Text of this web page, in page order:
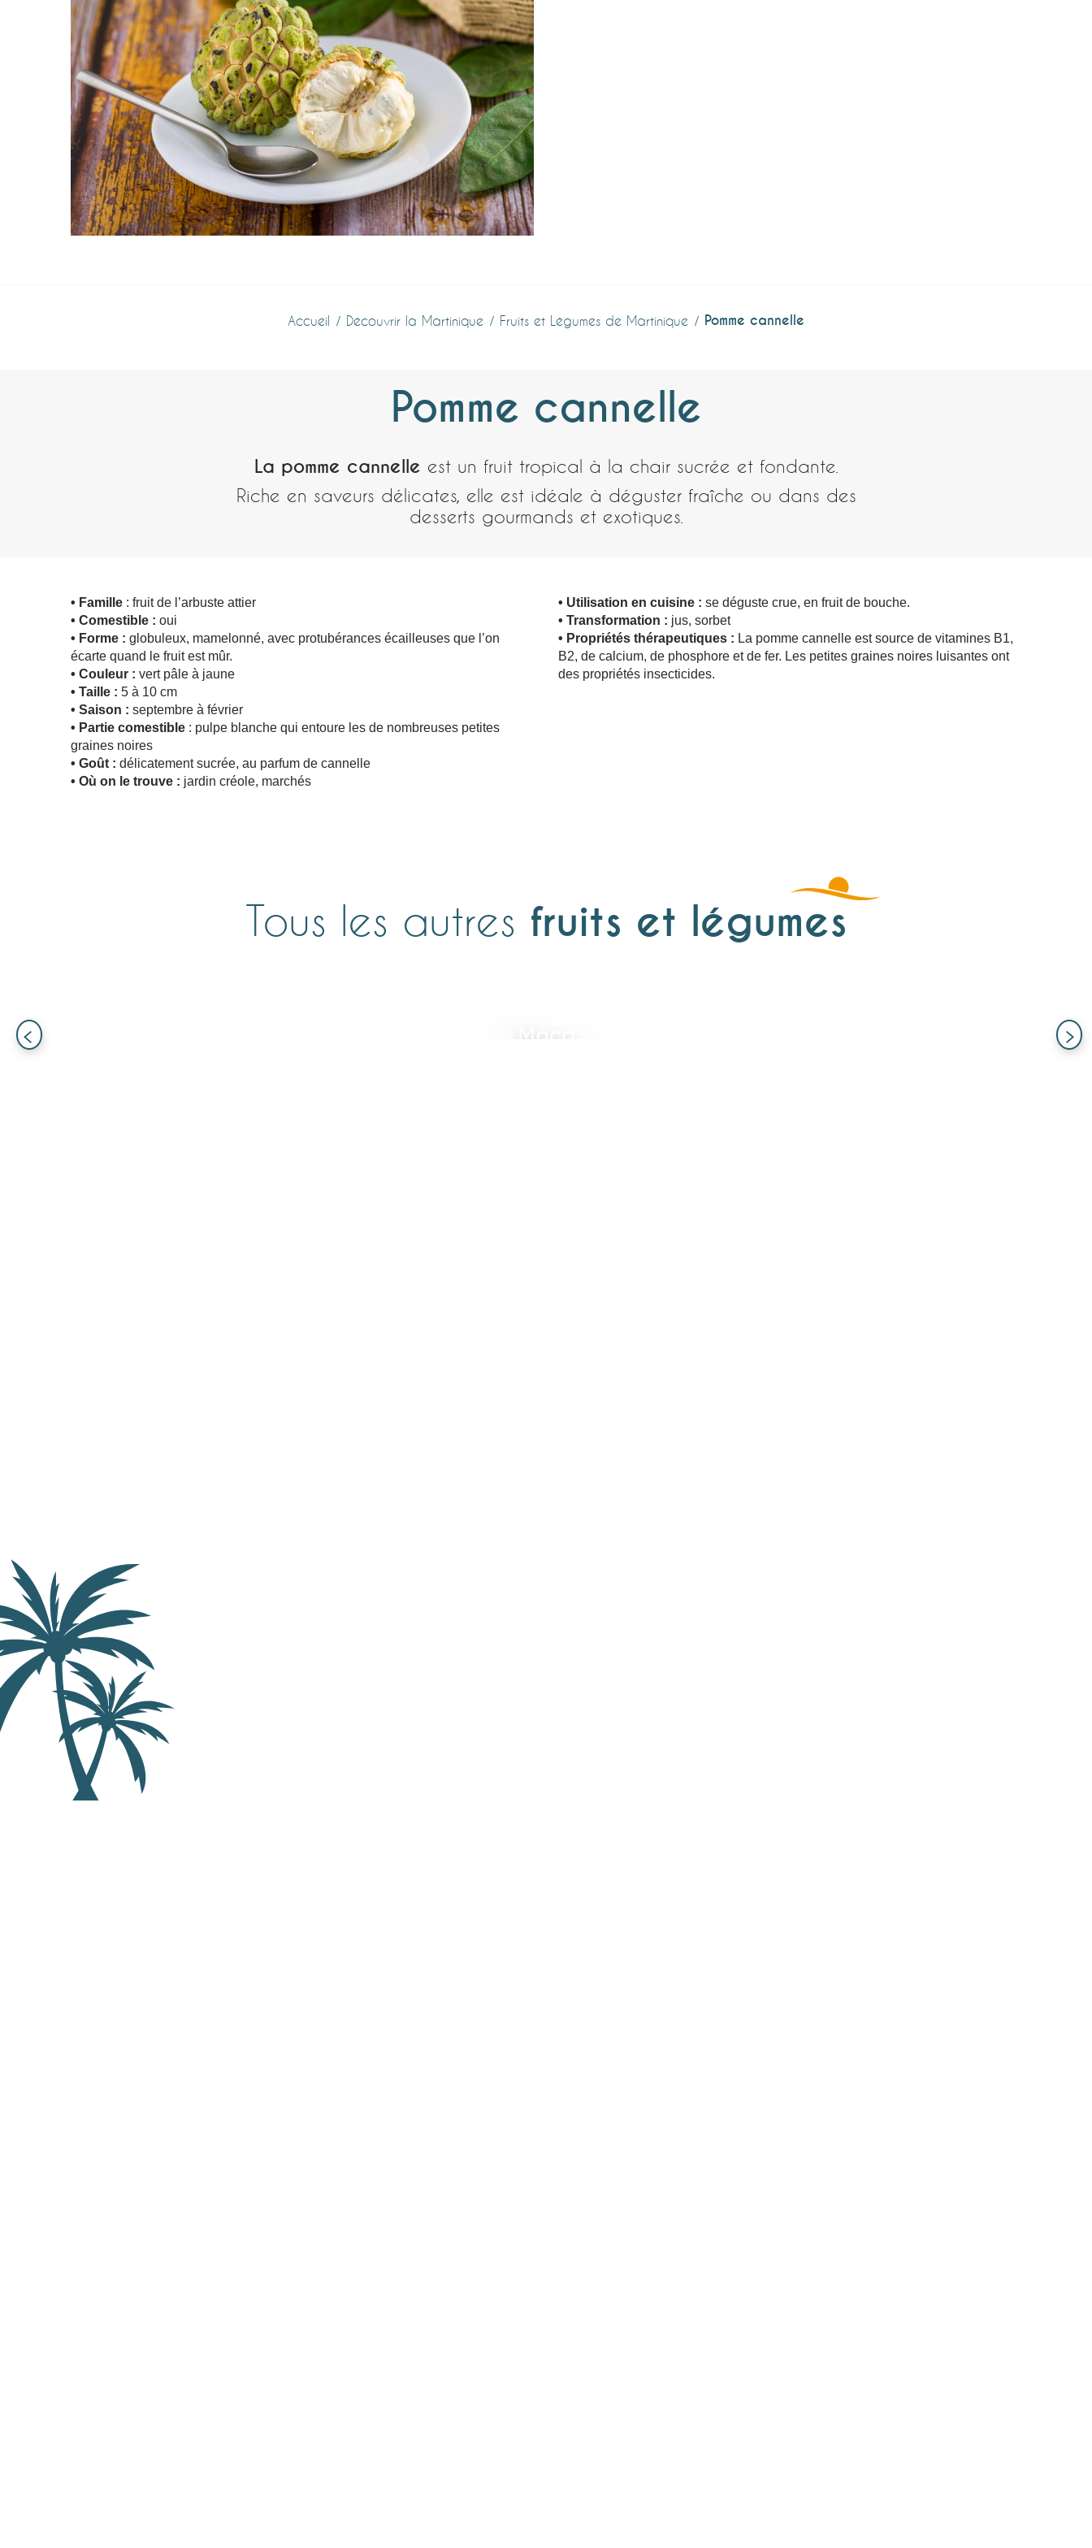
Accueil Découvrir la Martinique Fruits et Légumes de Martinique Pomme cannelle
Pomme cannelle
La pomme cannelle est un fruit tropical à la chair sucrée et fondante.
Riche en saveurs délicates, elle est idéale à déguster fraîche ou dans des
desserts gourmands et exotiques.
• Famille : fruit de l’arbuste attier
• Comestible : oui
• Forme : globuleux, mamelonné, avec protubérances écailleuses que l’on
écarte quand le fruit est mûr.
• Couleur : vert pâle à jaune
• Taille : 5 à 10 cm
• Saison : septembre à février
• Partie comestible : pulpe blanche qui entoure les de nombreuses petites
graines noires
• Goût : délicatement sucrée, au parfum de cannelle
• Où on le trouve : jardin créole, marchés
• Utilisation en cuisine : se déguste crue, en fruit de bouche.
• Transformation : jus, sorbet
• Propriétés thérapeutiques : La pomme cannelle est source de vitamines B1,
B2, de calcium, de phosphore et de fer. Les petites graines noires luisantes ont
des propriétés insecticides.
Tous les autres fruits et légumes